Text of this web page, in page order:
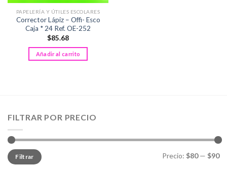
PAPELERÍA Y ÚTILES ESCOLARES
Corrector Lápiz – Offi- Esco
Caja * 24 Ref. OE-252
$85.68
Añadir al carrito
FILTRAR POR PRECIO
Precio
mínimo
Precio
máximo
Filtrar Precio: $80— $90